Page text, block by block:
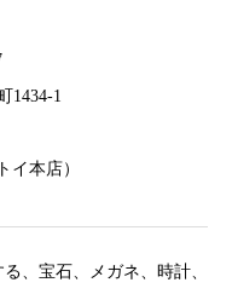
1434-1
イ本店）
、宝石、メガネ、時計、